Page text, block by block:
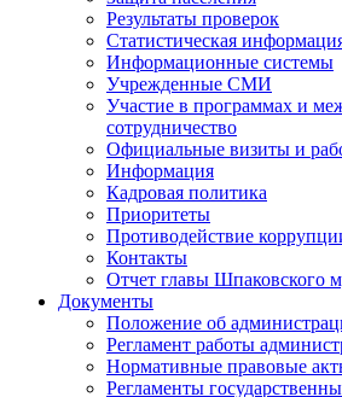
Результаты проверок
Статистическая
Информационные системы
Учрежденные СМИ
Участие в программах и
сотрудничество
Официальные визиты и
Информация
Кадровая политика
Приоритеты
Противодействие
Контакты
Отчет главы Шпаковского
Документы
Положение об
Регламент работы
Нормативные правовые
Регламенты